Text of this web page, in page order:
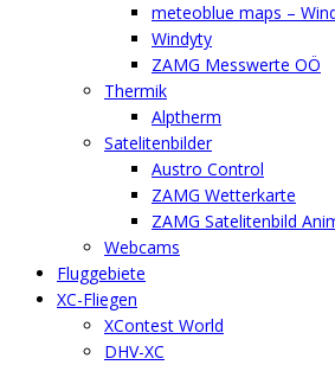
meteoblue maps –
Windyty
ZAMG Messwerte OÖ
Thermik
Alptherm
Satelitenbilder
Austro Control
ZAMG Wetterkarte
ZAMG Satelitenbild
Webcams
Fluggebiete
XC-Fliegen
XContest World
DHV-XC